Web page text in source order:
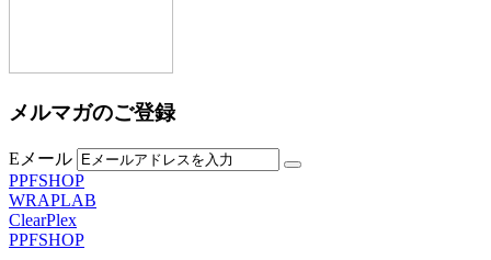
メルマガのご登録
Eメール
PPFSHOP
WRAPLAB
ClearPlex
PPFSHOP